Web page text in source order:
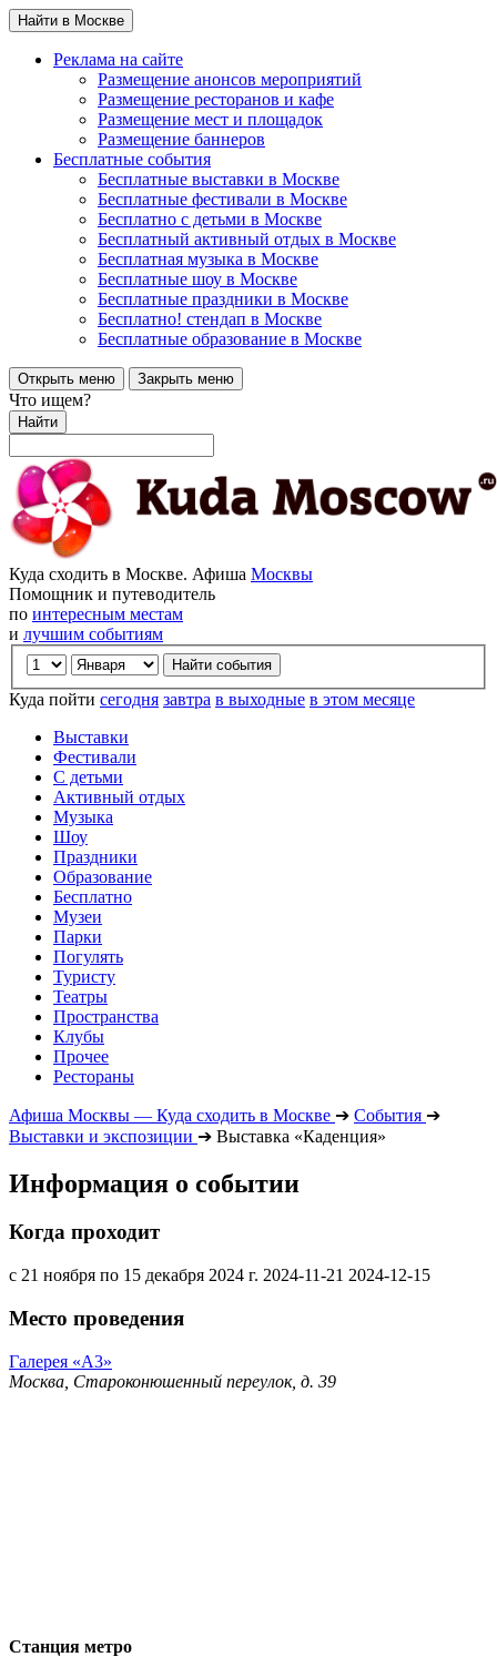
Найти в Москве
Реклама на сайте
Размещение анонсов мероприятий
Размещение ресторанов и кафе
Размещение мест и площадок
Размещение баннеров
Бесплатные события
Бесплатные выставки в Москве
Бесплатные фестивали в Москве
Бесплатно с детьми в Москве
Бесплатный активный отдых в Москве
Бесплатная музыка в Москве
Бесплатные шоу в Москве
Бесплатные праздники в Москве
Бесплатно! стендап в Москве
Бесплатные образование в Москве
Открыть меню Закрыть меню
Что ищем?
Найти
Куда сходить в Москве. Афиша Москвы
Помощник и путеводитель
по интересным местам
и лучшим событиям
Куда пойти сегодня завтра в выходные в этом месяце
Выставки
Фестивали
С детьми
Активный отдых
Музыка
Шоу
Праздники
Образование
Бесплатно
Музеи
Парки
Погулять
Туристу
Театры
Пространства
Клубы
Прочее
Рестораны
Афиша Москвы — Куда сходить в Москве ➔ События ➔
Выставки и экспозиции ➔ Выставка «Каденция»
Информация о событии
Когда проходит
с 21 ноября по 15 декабря 2024 г. 2024-11-21 2024-12-15
Место проведения
Галерея «А3»
Москва, Староконюшенный переулок, д. 39
Станция метро